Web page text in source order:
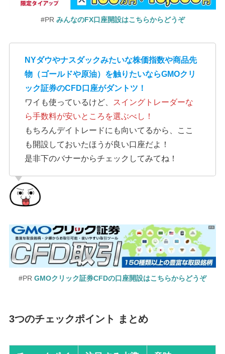
#PR みんなのFX口座開設はこちらからどうぞ
NYダウやナスダックみたいな株価指数や商品先
物（ゴールドや原油）を触りたいならGMOクリ
ック証券のCFD口座がダントツ！
ワイも使っているけど、
スイングトレーダーな
ら手数料が安いところを選ぶべし！
もちろんデイトレードにも向いてるから、ここ
も開設しておいたほうが良い口座だよ！
是非下のバナーからチェックしてみてね！
#PR GMOクリック証券CFDの口座開設はこちらからどうぞ
3つのチェックポイント まとめ